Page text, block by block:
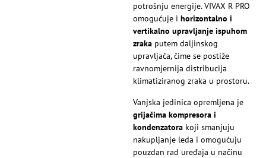
potrošnju energije. VIVAX R PRO
omogućuje i horizontalno i
vertikalno upravljanje ispuhom
zraka putem daljinskog
upravljača, čime se postiže
ravnomjernija distribucija
klimatiziranog zraka u prostoru.
Vanjska jedinica opremljena je
grijačima kompresora i
kondenzatora koji smanjuju
nakupljanje leda i omogućuju
pouzdan rad uređaja u načinu